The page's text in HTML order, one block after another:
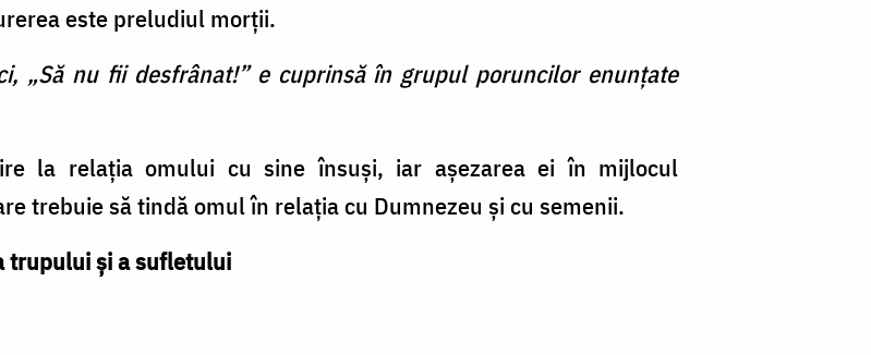
este preludiul morţii.
„Să nu fii desfrânat!” e cuprinsă în grupul poruncilor enunţate
la relaţia omului cu sine însuşi, iar aşezarea ei în mijlocul
trebuie să tindă omul în relaţia cu Dumnezeu şi cu semenii.
trupului şi a sufletului